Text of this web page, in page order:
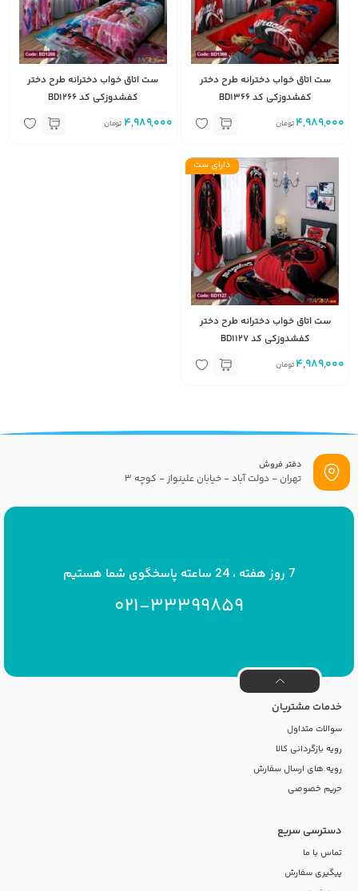
ست اتاق خواب دخترانه طرح دختر
کفشدوزکی کد BD1366
4,989,000 تومان
ست اتاق خواب دخترانه طرح دختر
کفشدوزکی کد BD1266
4,989,000 تومان
دارای ست
ست اتاق خواب دخترانه طرح دختر
کفشدوزکی کد BD1127
4,989,000 تومان
دفتر فروش
تهران - دولت آباد - خیابان علینواز - کوچه 3
7 روز هفته ، 24 ساعته پاسخگوی شما هستیم
021-33399859
خدمات مشتریان
سوالات متداول
رویه بازگردانی کالا
رویه های ارسال سفارش
حریم خصوصی
دسترسی سریع
تماس با ما
پیگیری سفارش